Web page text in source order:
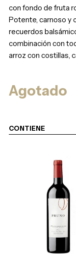
con fondo de fruta
Potente, carnoso y
recuerdos
combinación con
arroz con costillas,
Agotado
CONTIENE